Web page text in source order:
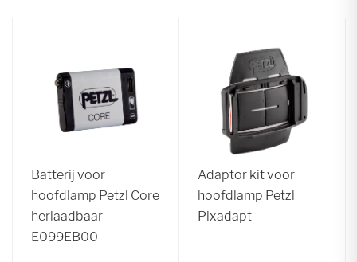
Batterij voor
hoofdlamp Petzl Core
herlaadbaar
E099EB00
Adaptor kit voor
hoofdlamp Petzl
Pixadapt